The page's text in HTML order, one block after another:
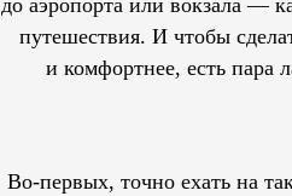
до аэропорта или вокзала —
путешествия. И чтобы
и комфортнее, есть пара
Во-первых, точно ехать на